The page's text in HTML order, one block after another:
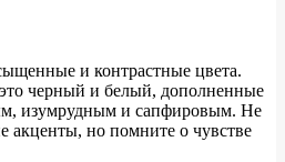
и контрастные цвета.
это черный и белый, дополненные
изумрудным и сапфировым. Не
акценты, но помните о чувстве